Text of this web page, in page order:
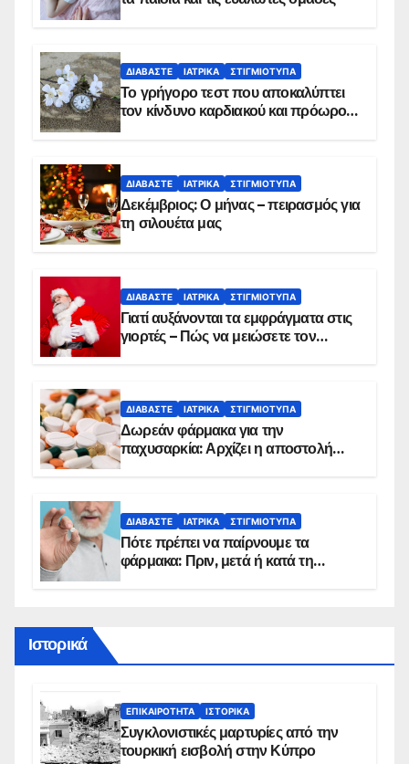
ΔΙΑΒΆΣΤΕ ΙΑΤΡΙΚΆ ΣΤΙΓΜΙΌΤΥΠΑ
Το γρήγορο τεστ που αποκαλύπτει
τον κίνδυνο καρδιακού και πρόωρου
ΔΙΑΒΆΣΤΕ ΙΑΤΡΙΚΆ ΣΤΙΓΜΙΌΤΥΠΑ
Δεκέμβριος: Ο μήνας – πειρασμός για
τη σιλουέτα μας
ΔΙΑΒΆΣΤΕ ΙΑΤΡΙΚΆ ΣΤΙΓΜΙΌΤΥΠΑ
Γιατί αυξάνονται τα εμφράγματα στις
γιορτές – Πώς να μειώσετε τον
ΔΙΑΒΆΣΤΕ ΙΑΤΡΙΚΆ ΣΤΙΓΜΙΌΤΥΠΑ
Δωρεάν φάρμακα για την
παχυσαρκία: Αρχίζει η αποστολή
ΔΙΑΒΆΣΤΕ ΙΑΤΡΙΚΆ ΣΤΙΓΜΙΌΤΥΠΑ
Πότε πρέπει να παίρνουμε τα
φάρμακα: Πριν, μετά ή κατά τη
Ιστορικά
ΕΠΙΚΑΙΡΌΤΗΤΑ ΙΣΤΟΡΙΚΆ
Συγκλονιστικές μαρτυρίες από την
τουρκική εισβολή στην Κύπρο